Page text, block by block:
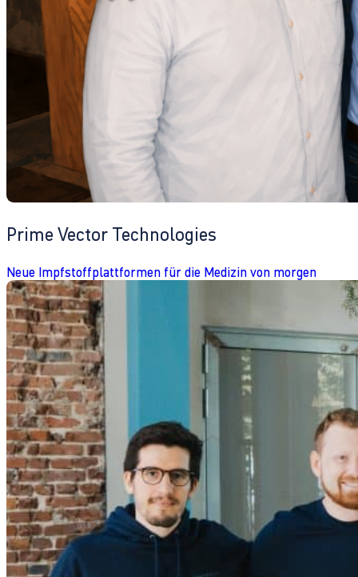
Prime Vector Technologies
Neue Impfstoffplattformen für die Medizin von morgen